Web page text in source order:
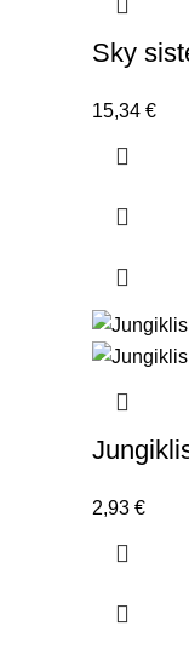
Sky
15,34 €
2,93 €